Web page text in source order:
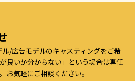
/広告モデルのキャスティングをご希
良いか分からない」という場合は専任
お気軽にご相談ください。